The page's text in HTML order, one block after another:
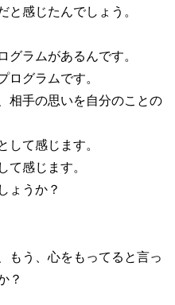
と感じたんでしょう。
グラムがあるんです。
ログラムです。
相手の思いを自分のことの
して感じます。
て感じます。
ょうか？
もう、心をもってると言っ
？